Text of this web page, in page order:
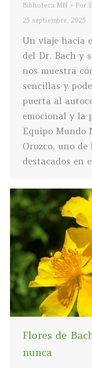
Biblioteca MN Por
25 septiembre, 2025
Un viaje hacia
del Dr. Bach y
nos muestra
sencillas y
puerta al
emocional y la
Equipo Mundo
Orozco, uno de
destacados en
Flores de
nunca